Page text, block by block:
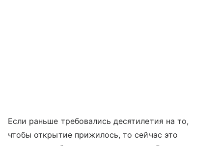
Если раньше требовались десятилетия на то,
чтобы открытие прижилось, то сейчас это